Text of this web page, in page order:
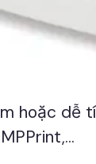
hoặc dễ